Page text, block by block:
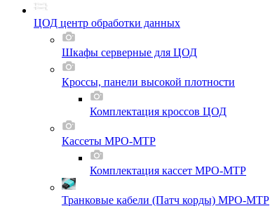
ЦОД центр обработки данных
Шкафы серверные для ЦОД
Кроссы, панели высокой плотности
Комплектация кроссов ЦОД
Кассеты MPO-MTP
Комплектация кассет MPO-MTP
Транковые кабели (Патч корды) MPO-MTP